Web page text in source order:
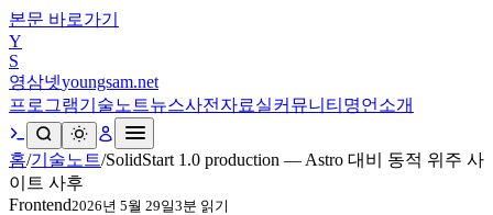
본문 바로가기
Y
S
영삼넷youngsam.net
프로그램기술노트뉴스사전 자료실커뮤니티 명언 소개
홈/기술노트/SolidStart 1.0 production — Astro 대비 동적 위주 사
이트 사후
Frontend2026년 5월 29일3분 읽기